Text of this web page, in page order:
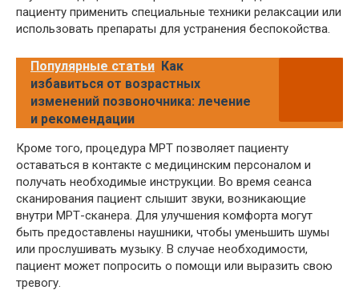
пациенту применить специальные техники релаксации или
использовать препараты для устранения беспокойства.
Популярные статьи Как
избавиться от возрастных
изменений позвоночника: лечение
и рекомендации
Кроме того, процедура МРТ позволяет пациенту
оставаться в контакте с медицинским персоналом и
получать необходимые инструкции. Во время сеанса
сканирования пациент слышит звуки, возникающие
внутри МРТ-сканера. Для улучшения комфорта могут
быть предоставлены наушники, чтобы уменьшить шумы
или прослушивать музыку. В случае необходимости,
пациент может попросить о помощи или выразить свою
тревогу.